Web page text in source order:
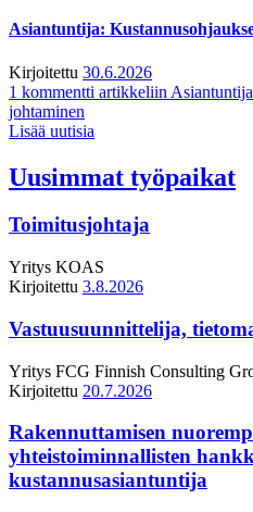
Asiantuntija:
Kirjoitettu 30.6.2026
1 kommentti artikkeliin
johtaminen
Lisää uutisia
Uusimmat työpaikat
Toimitusjohtaja
Yritys KOAS
Kirjoitettu 3.8.2026
Vastuusuunnittelija,
Yritys FCG Finnish Consulting
Kirjoitettu 20.7.2026
Rakennuttamisen
yhteistoiminnallisten
kustannusasiantuntija